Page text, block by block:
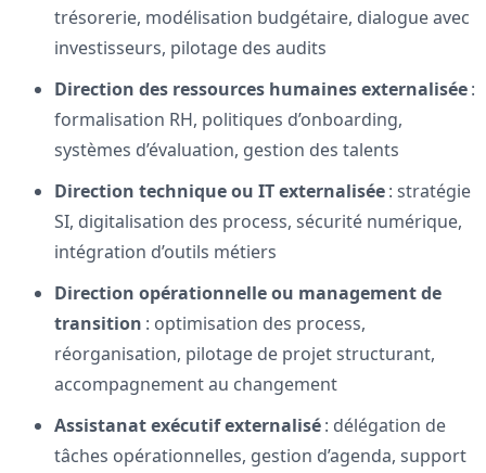
trésorerie, modélisation budgétaire, dialogue avec
investisseurs, pilotage des audits
Direction des ressources humaines externalisée:
formalisation RH, politiques d’onboarding,
systèmes d’évaluation, gestion des talents
Direction technique ou IT externalisée: stratégie
SI, digitalisation des process, sécurité numérique,
intégration d’outils métiers
Direction opérationnelle ou management de
transition : optimisation des process,
réorganisation, pilotage de projet structurant,
accompagnement au changement
Assistanat exécutif externalisé: délégation de
tâches opérationnelles, gestion d’agenda, support